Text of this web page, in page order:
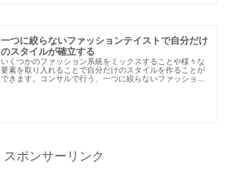
一つに絞らないファッションテイストで自分だけ
のスタイルが確立する
いくつかのファッション系統をミックスすることや様々な
要素を取り入れることで自分だけのスタイルを作ることが
できます。コンサルで行う、一つに絞らないファッション
スポンサーリンク